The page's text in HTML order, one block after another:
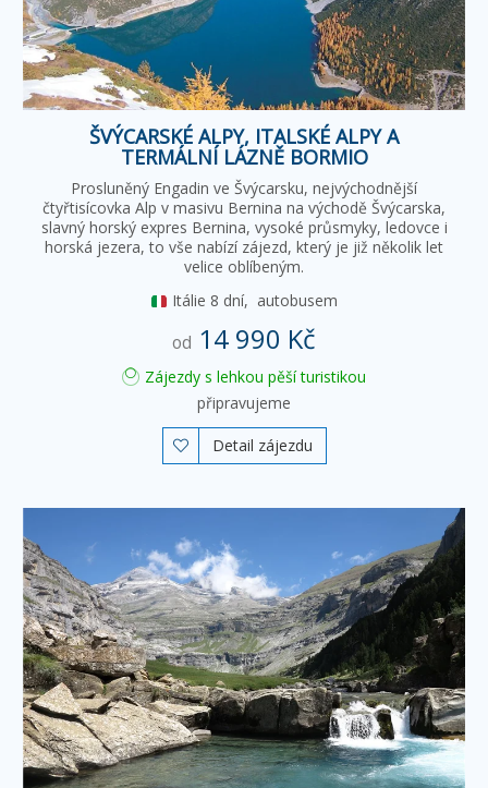
ŠVÝCARSKÉ ALPY, ITALSKÉ ALPY A
TERMÁLNÍ LÁZNĚ BORMIO
Prosluněný Engadin ve Švýcarsku, nejvýchodnější
čtyřtisícovka Alp v masivu Bernina na východě Švýcarska,
slavný horský expres Bernina, vysoké průsmyky, ledovce i
horská jezera, to vše nabízí zájezd, který je již několik let
velice oblíbeným.
Itálie 8 dní, autobusem
od 14 990 Kč
Zájezdy s lehkou pěší turistikou
připravujeme
 Detail zájezdu